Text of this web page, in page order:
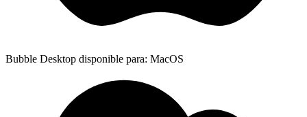
Bubble Desktop disponible para: MacOS